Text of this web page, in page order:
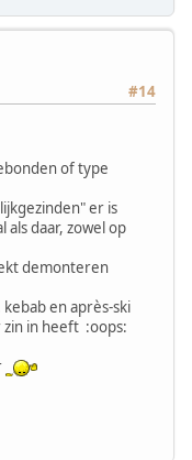
#14
of type
er is
als daar, zowel op
demonteren
en après-ski
in heeft :oops: